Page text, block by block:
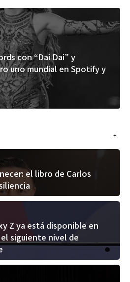
“Dai Dai” y
mundial en Spotify y
+
el libro de Carlos
Z ya está disponible en
siguiente nivel de